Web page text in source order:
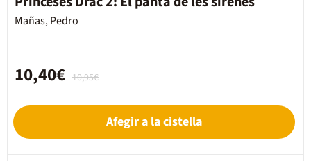
Mañas, Pedro
10,95€
10,40€
Afegir a la cistella